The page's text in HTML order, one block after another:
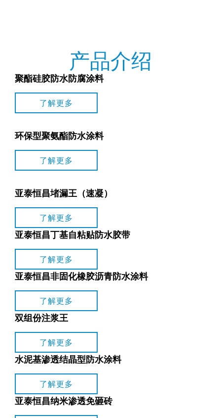
产品介绍
聚酯硅胶防水防腐涂料
了解更多
环保型聚氨酯防水涂料
了解更多
亚泰恒昌堵漏王（速凝）
了解更多
亚泰恒昌丁基自粘贴防水胶带
了解更多
亚泰恒昌非固化橡胶沥青防水涂料
了解更多
双组份注浆王
了解更多
水泥基渗透结晶型防水涂料
了解更多
亚泰恒昌纳米渗透免砸砖